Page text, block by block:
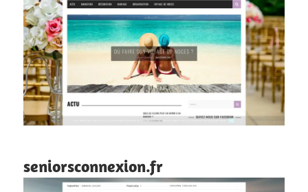
seniorsconnexion.fr